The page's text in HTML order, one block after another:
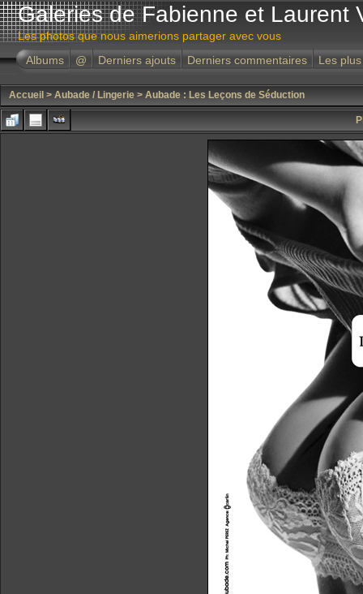
Galeries de Fabienne et Laurent
Les photos que nous aimerions partager avec vous
Albums
@ Derniers ajouts Derniers commentaires Les
Accueil > Aubade / Lingerie > Aubade : Les Leçons de Séduction